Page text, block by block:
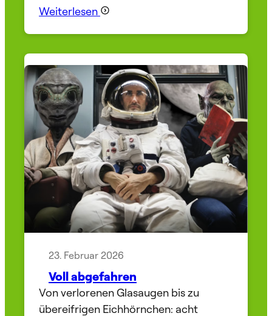
Weiterlesen
23. Februar 2026
Voll abgefahren
Von verlorenen Glasaugen bis zu
übereifrigen Eichhörnchen: acht